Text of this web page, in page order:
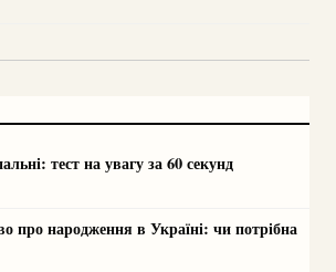
тест на увагу за 60 секунд
про народження в Україні: чи потрібна